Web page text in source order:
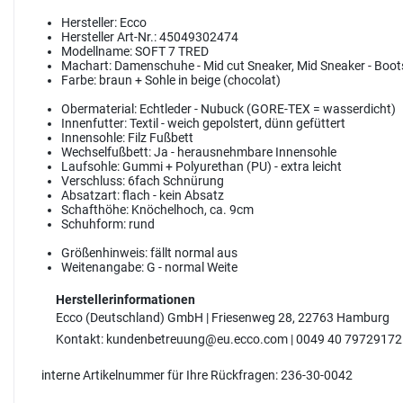
Hersteller: Ecco
Hersteller Art-Nr.:45049302474
Modellname:SOFT 7 TRED
Machart: Damenschuhe - Mid cut Sneaker, Mid Sneaker -
Farbe: braun + Sohle in beige (chocolat)
Obermaterial: Echtleder - Nubuck (GORE-TEX = wasserdicht)
Innenfutter:Textil - weich gepolstert, dünn gefüttert
Innensohle: Filz Fußbett
Wechselfußbett:Ja - herausnehmbare Innensohle
Laufsohle:Gummi + Polyurethan (PU) - extra leicht
Verschluss: 6fach Schnürung
Absatzart:flach - kein Absatz
Schafthöhe: Knöchelhoch, ca. 9cm
Schuhform: rund
Größenhinweis:fällt normal aus
Weitenangabe:G - normal Weite
Herstellerinformationen
Ecco (Deutschland) GmbH | Friesenweg 28, 22763 Hamburg
Kontakt: kundenbetreuung@eu.ecco.com | 0049 40 79729172
interne Artikelnummer für Ihre Rückfragen: 236-30-0042